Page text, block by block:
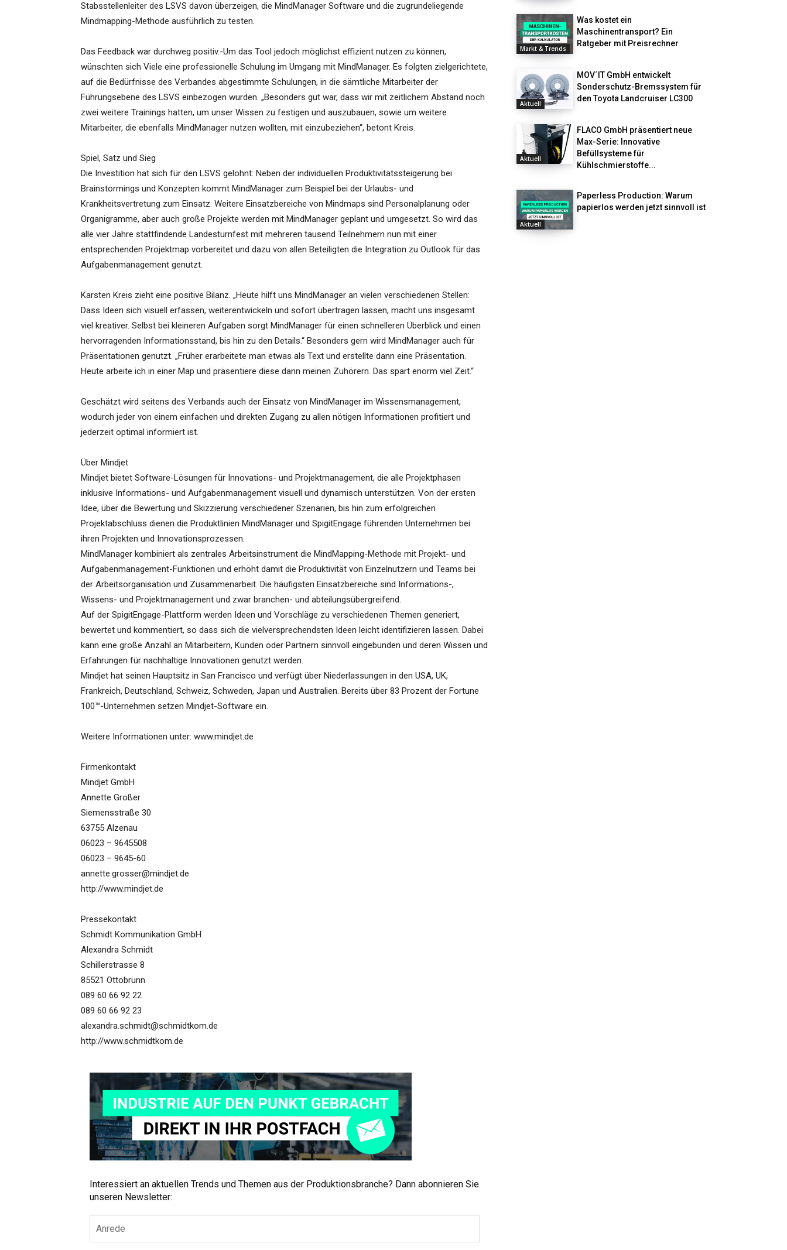
Stabsstellenleiter des LSVS davon überzeigen, die MindManager Software und die zugrundeliegende
Mindmapping-Methode ausführlich zu testen.
Das Feedback war durchweg positiv.-Um das Tool jedoch möglichst effizient nutzen zu können,
wünschten sich Viele eine professionelle Schulung im Umgang mit MindManager. Es folgten zielgerichtete,
auf die Bedürfnisse des Verbandes abgestimmte Schulungen, in die sämtliche Mitarbeiter der
Führungsebene des LSVS einbezogen wurden. „Besonders gut war, dass wir mit zeitlichem Abstand noch
zwei weitere Trainings hatten, um unser Wissen zu festigen und auszubauen, sowie um weitere
Mitarbeiter, die ebenfalls MindManager nutzen wollten, mit einzubeziehen“, betont Kreis.
Spiel, Satz und Sieg
Die Investition hat sich für den LSVS gelohnt: Neben der individuellen Produktivitätssteigerung bei
Brainstormings und Konzepten kommt MindManager zum Beispiel bei der Urlaubs- und
Krankheitsvertretung zum Einsatz. Weitere Einsatzbereiche von Mindmaps sind Personalplanung oder
Organigramme, aber auch große Projekte werden mit MindManager geplant und umgesetzt. So wird das
alle vier Jahre stattfindende Landesturnfest mit mehreren tausend Teilnehmern nun mit einer
entsprechenden Projektmap vorbereitet und dazu von allen Beteiligten die Integration zu Outlook für das
Aufgabenmanagement genutzt.
Karsten Kreis zieht eine positive Bilanz. „Heute hilft uns MindManager an vielen verschiedenen Stellen:
Dass Ideen sich visuell erfassen, weiterentwickeln und sofort übertragen lassen, macht uns insgesamt
viel kreativer. Selbst bei kleineren Aufgaben sorgt MindManager für einen schnelleren Überblick und einen
hervorragenden Informationsstand, bis hin zu den Details.“ Besonders gern wird MindManager auch für
Präsentationen genutzt. „Früher erarbeitete man etwas als Text und erstellte dann eine Präsentation.
Heute arbeite ich in einer Map und präsentiere diese dann meinen Zuhörern. Das spart enorm viel Zeit.“
Geschätzt wird seitens des Verbands auch der Einsatz von MindManager im Wissensmanagement,
wodurch jeder von einem einfachen und direkten Zugang zu allen nötigen Informationen profitiert und
jederzeit optimal informiert ist.
Über Mindjet
Mindjet bietet Software-Lösungen für Innovations- und Projektmanagement, die alle Projektphasen
inklusive Informations- und Aufgabenmanagement visuell und dynamisch unterstützen. Von der ersten
Idee, über die Bewertung und Skizzierung verschiedener Szenarien, bis hin zum erfolgreichen
Projektabschluss dienen die Produktlinien MindManager und SpigitEngage führenden Unternehmen bei
ihren Projekten und Innovationsprozessen.
MindManager kombiniert als zentrales Arbeitsinstrument die MindMapping-Methode mit Projekt- und
Aufgabenmanagement-Funktionen und erhöht damit die Produktivität von Einzelnutzern und Teams bei
der Arbeitsorganisation und Zusammenarbeit. Die häufigsten Einsatzbereiche sind Informations-,
Wissens- und Projektmanagement und zwar branchen- und abteilungsübergreifend.
Auf der SpigitEngage-Plattform werden Ideen und Vorschläge zu verschiedenen Themen generiert,
bewertet und kommentiert, so dass sich die vielversprechendsten Ideen leicht identifizieren lassen. Dabei
kann eine große Anzahl an Mitarbeitern, Kunden oder Partnern sinnvoll eingebunden und deren Wissen und
Erfahrungen für nachhaltige Innovationen genutzt werden.
Mindjet hat seinen Hauptsitz in San Francisco und verfügt über Niederlassungen in den USA, UK,
Frankreich, Deutschland, Schweiz, Schweden, Japan und Australien. Bereits über 83 Prozent der Fortune
100™-Unternehmen setzen Mindjet-Software ein.
Weitere Informationen unter: www.mindjet.de
Firmenkontakt
Mindjet GmbH
Annette Großer
Siemensstraße 30
63755 Alzenau
06023 – 9645508
06023 – 9645-60
annette.grosser@mindjet.de
http://www.mindjet.de
Pressekontakt
Schmidt Kommunikation GmbH
Alexandra Schmidt
Schillerstrasse 8
85521 Ottobrunn
089 60 66 92 22
089 60 66 92 23
alexandra.schmidt@schmidtkom.de
http://www.schmidtkom.de
Interessiert an aktuellen Trends und Themen aus der Produktionsbranche? Dann abonnieren Sie
unseren Newsletter:
Markt & Trends
Was kostet ein
Maschinentransport? Ein
Ratgeber mit Preisrechner
Aktuell
MOV´IT GmbH entwickelt
Sonderschutz-Bremssystem für
den Toyota Landcruiser LC300
Aktuell
FLACO GmbH präsentiert neue
Max-Serie: Innovative
Befüllsysteme für
Kühlschmierstoffe...
Aktuell
Paperless Production: Warum
papierlos werden jetzt sinnvoll ist